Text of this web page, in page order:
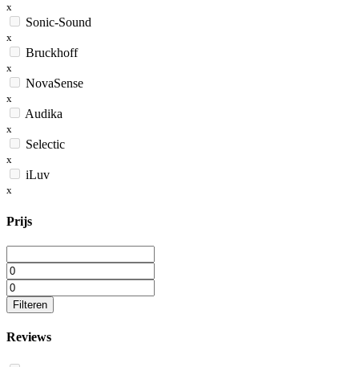
x
Sonic-Sound
x
Bruckhoff
x
NovaSense
x
Audika
x
Selectic
x
iLuv
x
Prijs
Filteren
Reviews